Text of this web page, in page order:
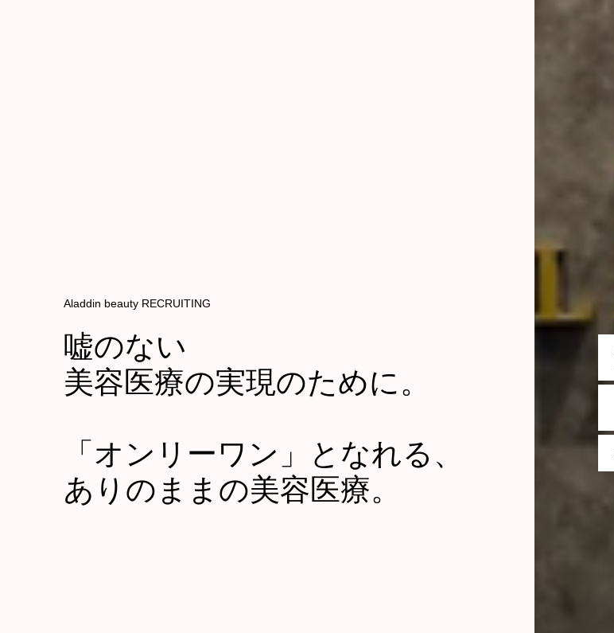
CLINIC
WORKS
RECRUITMENT
Aladdin beauty RECRUITING
嘘のない
美容医療の実現のために。
「オンリーワン」となれる、
ありのままの美容医療。